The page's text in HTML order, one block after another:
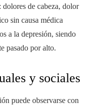
: dolores de cabeza, dolor
sin causa médica
a la depresión, siendo
pasado por alto.
y sociales
puede observarse con